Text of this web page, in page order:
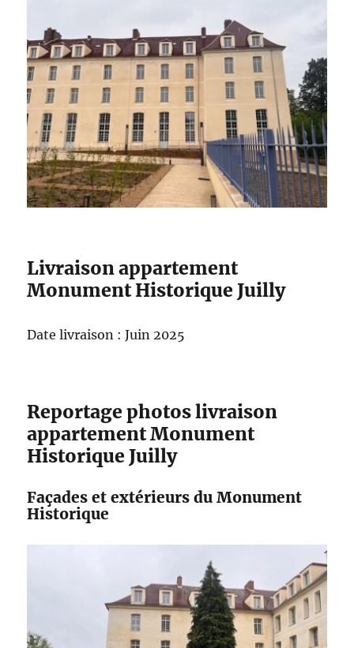
Livraison appartement
Monument Historique Juilly
Date livraison : Juin 2025
Reportage photos livraison
appartement Monument
Historique Juilly
Façades et extérieurs du Monument
Historique